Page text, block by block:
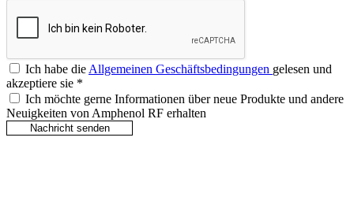
Ich habe die Allgemeinen Geschäftsbedingungen gelesen und
akzeptiere sie *
Ich möchte gerne Informationen über neue Produkte und andere
Neuigkeiten von Amphenol RF erhalten